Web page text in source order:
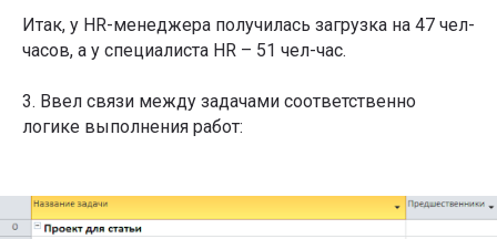
Итак, у HR-менеджера получилась загрузка на 47 чел-
часов, а у специалиста HR – 51 чел-час.
3. Ввел связи между задачами соответственно
логике выполнения работ: